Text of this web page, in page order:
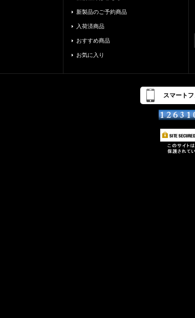
新製品のご予約商品
入荷済商品
おすすめ商品
お気に入り
スマート